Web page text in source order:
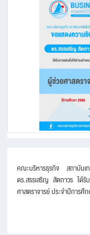
คณะบริหารธุรกิจ สถาบัน
ดร.สรรเสริญ สัตถาวร ได้รั
ศาสตราจารย์ ประจำปีการศึ